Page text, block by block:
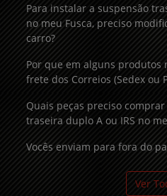
Para instalar a suspensão
no meu Fusca, preciso
carro?
Por que em alguns produtos
frete dos Correios (Sedex ou
Quais peças preciso
traseira duplo A ou IRS no
Vocês enviam para fora do
Ver